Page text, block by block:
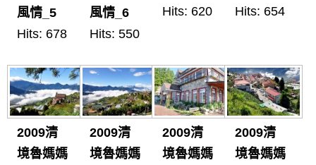
風情_5
Hits: 678
風情_6
Hits: 550
Hits: 620
Hits: 654
2009清
境魯媽媽
2009清
境魯媽媽
2009清
境魯媽媽
2009清
境魯媽媽